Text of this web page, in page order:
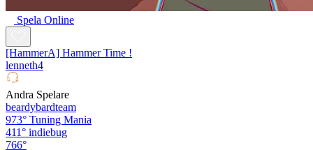
Spela Online
[HammerA] Hammer Time !
lenneth4
Andra Spelare
beardybardteam
973° Tuning Mania
411° indiebug
766°